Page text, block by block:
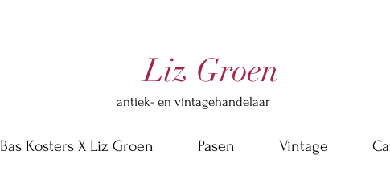
Liz Groen
antiek- en vintagehandelaar
Bas Kosters X Liz Groen Pasen Vintage